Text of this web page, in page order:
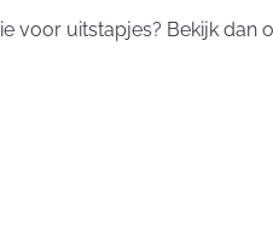
voor uitstapjes? Bekijk dan